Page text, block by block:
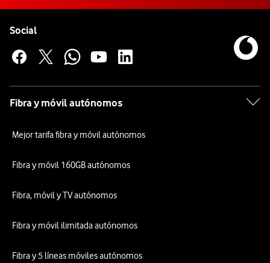
Social
Fibra y móvil autónomos
Mejor tarifa fibra y móvil autónomos
Fibra y móvil 160GB autónomos
Fibra, móvil y TV autónomos
Fibra y móvil ilimitada autónomos
Fibra y 5 líneas móviles autónomos